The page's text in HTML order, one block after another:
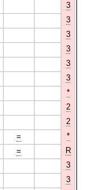
3
3
3
3
3
3
*
2
2
=
*
=
R
3
3